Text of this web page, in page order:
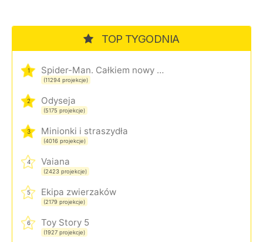
TOP TYGODNIA
1 Spider-Man. Całkiem nowy dzień
(11294 projekcje)
2 Odyseja
(5175 projekcje)
3 Minionki i straszydła
(4016 projekcje)
4 Vaiana
(2423 projekcje)
5 Ekipa zwierzaków
(2179 projekcje)
6 Toy Story 5
(1927 projekcje)